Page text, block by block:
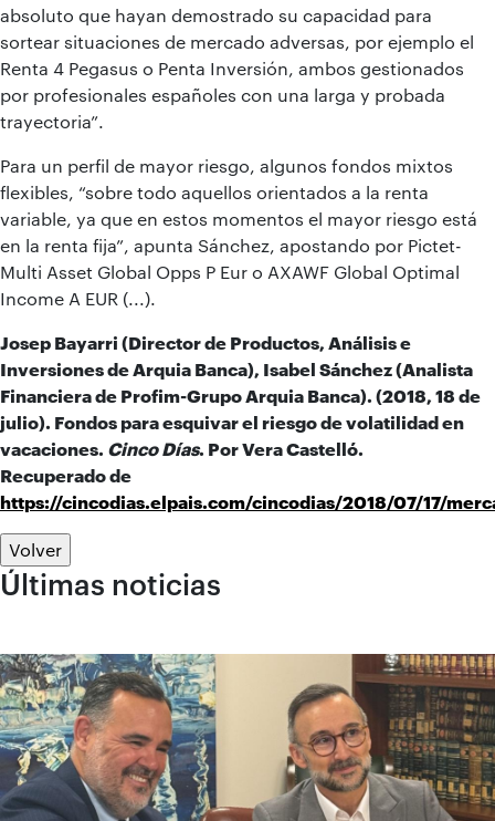
absoluto que hayan demostrado su capacidad para
sortear situaciones de mercado adversas, por ejemplo el
Renta 4 Pegasus o Penta Inversión, ambos gestionados
por profesionales españoles con una larga y probada
trayectoria”.
Para un perfil de mayor riesgo, algunos fondos mixtos
flexibles, “sobre todo aquellos orientados a la renta
variable, ya que en estos momentos el mayor riesgo está
en la renta fija”, apunta Sánchez, apostando por Pictet-
Multi Asset Global Opps P Eur o AXAWF Global Optimal
Income A EUR (...).
Josep Bayarri (Director de Productos, Análisis e
Inversiones de Arquia Banca), Isabel Sánchez (Analista
Financiera de Profim-Grupo Arquia Banca). (2018, 18 de
julio). Fondos para esquivar el riesgo de volatilidad en
vacaciones. Cinco Días. Por Vera Castelló.
Recuperado de
https://cincodias.elpais.com/cincodias/2018/07/17/
Volver
Últimas noticias